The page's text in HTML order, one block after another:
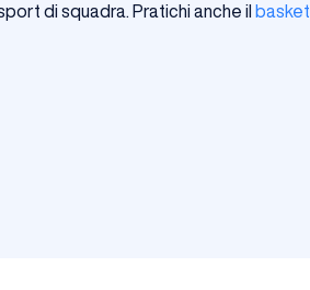
di squadra. Pratichi anche il basket